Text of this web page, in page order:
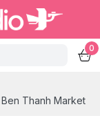
0
Thanh Market